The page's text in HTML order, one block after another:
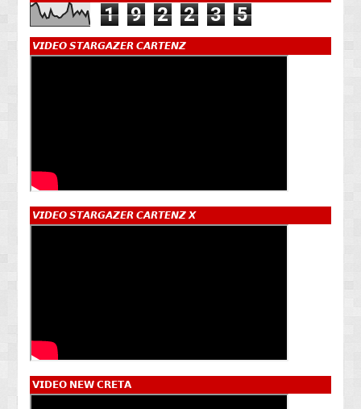
1 9 2 2 3 5
𝙑𝙄𝘿𝙀𝙊 𝙎𝙏𝘼𝙍𝙂𝘼𝙕𝙀𝙍 𝘾𝘼𝙍𝙏𝙀𝙉𝙕
𝙑𝙄𝘿𝙀𝙊 𝙎𝙏𝘼𝙍𝙂𝘼𝙕𝙀𝙍 𝘾𝘼𝙍𝙏𝙀𝙉𝙕 𝙓
𝗩𝗜𝗗𝗘𝗢 𝗡𝗘𝗪 𝗖𝗥𝗘𝗧𝗔